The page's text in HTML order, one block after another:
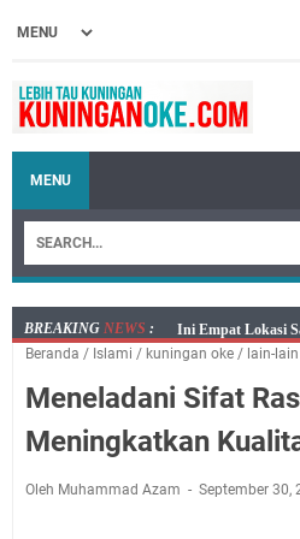
MENU
BREAKING NEWS :
Jumat 7 Agustus
Kecamatan
Embun Pagi
Kelaparan
Salat Lima Waktu
Beranda / Islami / kuningan oke / lain-lain
Meneladani Sifat
Meningkatkan
Oleh Muhammad Azam September 30,